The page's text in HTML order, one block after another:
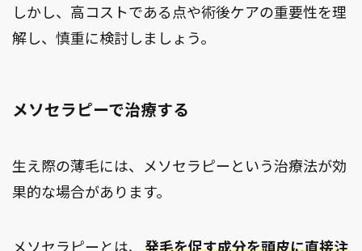
しかし、高コストである点や術後ケアの重要性を理
解し、慎重に検討しましょう。
メソセラピーで治療する
生え際の薄毛には、メソセラピーという治療法が効
果的な場合があります。
メソセラピーとは、 発毛を促す成分を頭皮に直接注